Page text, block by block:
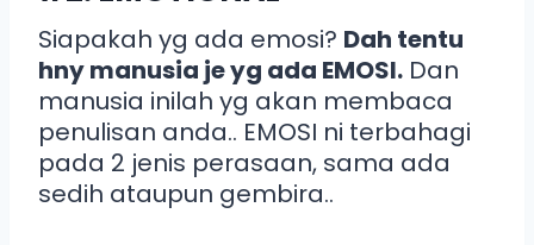
Siapakah yg ada emosi? Dah tentu
hny manusia je yg ada EMOSI. Dan
manusia inilah yg akan membaca
penulisan anda.. EMOSI ni terbahagi
pada 2 jenis perasaan, sama ada
sedih ataupun gembira..